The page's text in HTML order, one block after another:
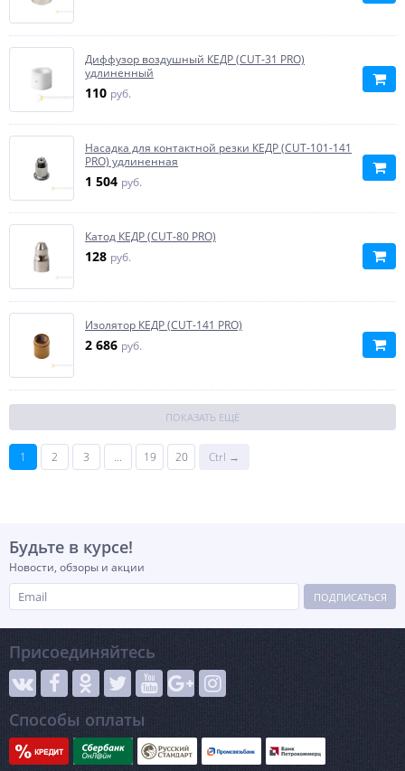
Диффузор воздушный КЕДР (CUT-31 PRO)
удлиненный
110 руб.
Насадка для контактной резки КЕДР (CUT-101-141
PRO) удлиненная
1 504 руб.
Катод КЕДР (CUT-80 PRO)
128 руб.
Изолятор КЕДР (CUT-141 PRO)
2 686 руб.
ПОКАЗАТЬ ЕЩЁ
1 2 3 ... 19 20 Ctrl →
Будьте в курсе!
Новости, обзоры и акции
ПОДПИСАТЬСЯ
Присоединяйтесь
Способы оплаты